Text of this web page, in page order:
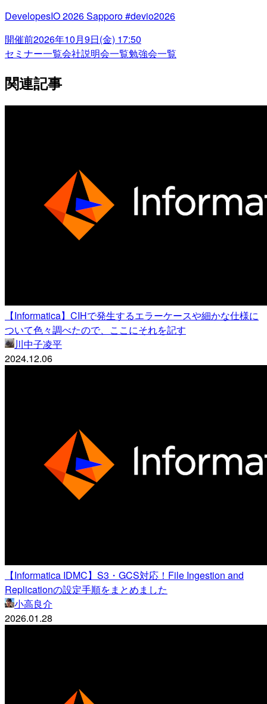
DevelopesIO 2026 Sapporo #devio2026
開催前2026年10月9日(金) 17:50
セミナー一覧会社説明会一覧勉強会一覧
関連記事
【Informatica】CIHで発生するエラーケースや細かな仕様に
ついて色々調べたので、ここにそれを記す
川中子凌平
2024.12.06
【Informatica IDMC】S3・GCS対応！File Ingestion and
Replicationの設定手順をまとめました
小高良介
2026.01.28